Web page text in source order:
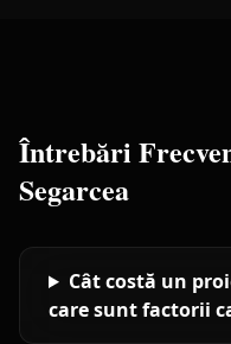
Întrebări
Segarcea
Cât costă un
care sunt factorii